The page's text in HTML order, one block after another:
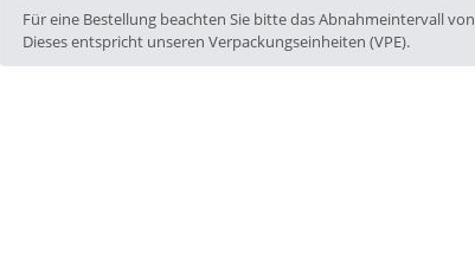
Für eine Bestellung beachten Sie bitte das Abnahmeintervall von
Dieses entspricht unseren Verpackungseinheiten (VPE).